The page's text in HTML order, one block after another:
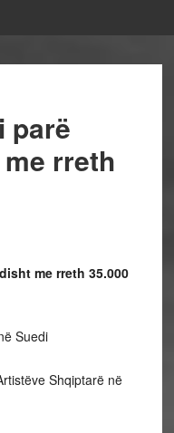
parë
rreth
me rreth 35.000
Suedi
Shqiptarë në